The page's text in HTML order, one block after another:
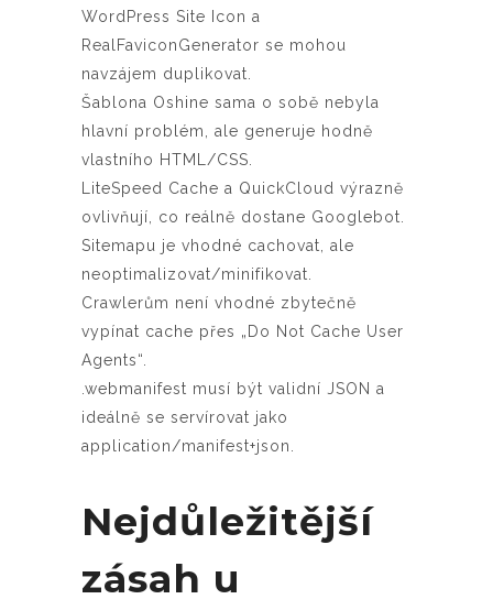
WordPress Site Icon a
RealFaviconGenerator se mohou
navzájem duplikovat.
Šablona Oshine sama o sobě nebyla
hlavní problém, ale generuje hodně
vlastního HTML/CSS.
LiteSpeed Cache a QuickCloud výrazně
ovlivňují, co reálně dostane Googlebot.
Sitemapu je vhodné cachovat, ale
neoptimalizovat/minifikovat.
Crawlerům není vhodné zbytečně
vypínat cache přes „Do Not Cache User
Agents“.
.webmanifest musí být validní JSON a
ideálně se servírovat jako
application/manifest+json.
Nejdůležitější
zásah u